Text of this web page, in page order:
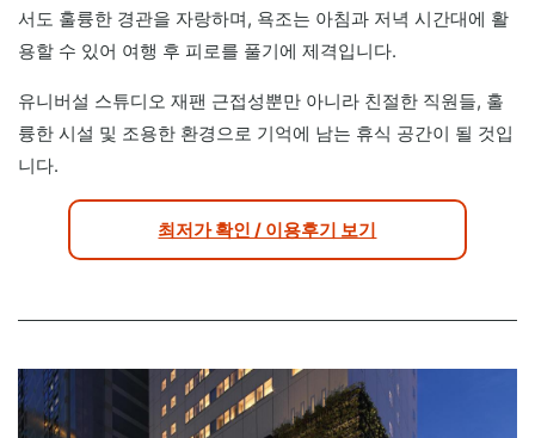
서도 훌륭한 경관을 자랑하며, 욕조는 아침과 저녁 시간대에 활
용할 수 있어 여행 후 피로를 풀기에 제격입니다.
유니버설 스튜디오 재팬 근접성뿐만 아니라 친절한 직원들, 훌
륭한 시설 및 조용한 환경으로 기억에 남는 휴식 공간이 될 것입
니다.
최저가 확인 / 이용후기 보기